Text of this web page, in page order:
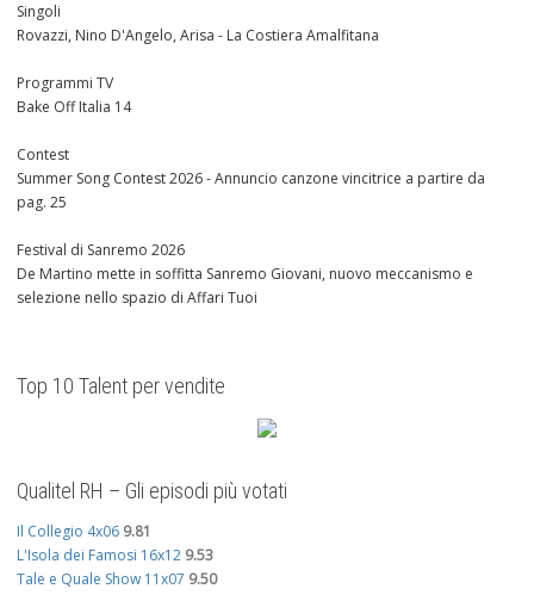
Singoli
Rovazzi, Nino D'Angelo, Arisa - La Costiera Amalfitana
Programmi TV
Bake Off Italia 14
Contest
Summer Song Contest 2026 - Annuncio canzone vincitrice a partire da
pag. 25
Festival di Sanremo 2026
De Martino mette in soffitta Sanremo Giovani, nuovo meccanismo e
selezione nello spazio di Affari Tuoi
Top 10 Talent per vendite
Qualitel RH – Gli episodi più votati
Il Collegio 4x06 9.81
L'Isola dei Famosi 16x12 9.53
Tale e Quale Show 11x07 9.50